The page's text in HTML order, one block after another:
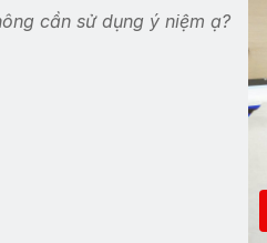
cần sử dụng ý niệm ạ?